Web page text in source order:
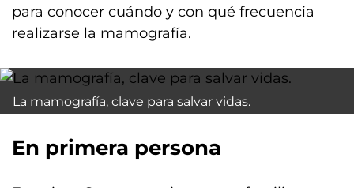
para conocer cuándo y con qué frecuencia
realizarse la mamografía.
La mamografía, clave para salvar vidas.
En primera persona